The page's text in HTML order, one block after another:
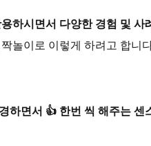
하시면서 다양한 경험 및 사
놀이로 이렇게 하려고 합니
하면서 👍 한번 씩 해주는 센